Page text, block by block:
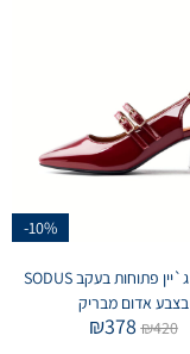
-10%
נעלי מרי ג`יין פתוחות בעקב SODUS
בצבע אדום מבריק
₪420
₪378